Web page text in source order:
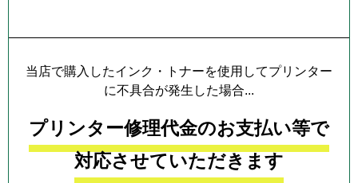
当店で購入したインク・トナーを使用してプリンター
に不具合が発生した場合...
プリンター修理代金のお支払い等で
対応させていただきます